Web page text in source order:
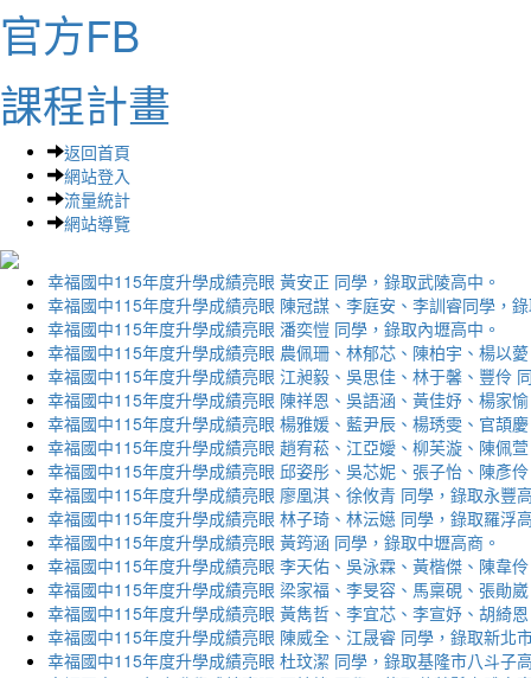
官方FB
課程計畫
返回首頁
網站登入
流量統計
網站導覽
幸福國中115年度升學成績亮眼 黃安正 同學，錄取武陵高中。
幸福國中115年度升學成績亮眼 陳冠謀、李庭安、李訓睿同學，
幸福國中115年度升學成績亮眼 潘奕愷 同學，錄取內壢高中。
幸福國中115年度升學成績亮眼 農佩珊、林郁芯、陳柏宇、楊以
幸福國中115年度升學成績亮眼 江昶毅、吳思佳、林于馨、豐伶
幸福國中115年度升學成績亮眼 陳祥恩、吳語涵、黃佳妤、楊家
幸福國中115年度升學成績亮眼 楊雅媛、藍尹辰、楊琇雯、官頡
幸福國中115年度升學成績亮眼 趙宥菘、江亞嬡、柳芙漩、陳佩
幸福國中115年度升學成績亮眼 邱姿彤、吳芯妮、張子怡、陳彥
幸福國中115年度升學成績亮眼 廖凰淇、徐攸青 同學，錄取永豐
幸福國中115年度升學成績亮眼 林子琦、林沄嬨 同學，錄取羅浮
幸福國中115年度升學成績亮眼 黃筠涵 同學，錄取中壢高商。
幸福國中115年度升學成績亮眼 李天佑、吳泳霖、黃楷傑、陳韋
幸福國中115年度升學成績亮眼 梁家福、李旻容、馬稟硯、張勛
幸福國中115年度升學成績亮眼 黃雋哲、李宜芯、李宣妤、胡綺
幸福國中115年度升學成績亮眼 陳威全、江晟睿 同學，錄取新北
幸福國中115年度升學成績亮眼 杜玟潔 同學，錄取基隆市八斗子